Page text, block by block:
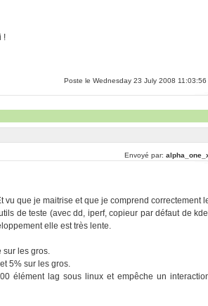
!
Poste le Wednesday 23 July 2008 11:03:56
Envoyé par:
que je maitrise et que je comprend correctement
de teste (avec dd, iperf, copieur par défaut de
elle est très lente.
sur les gros.
5% sur les gros.
élément lag sous linux et empêche un